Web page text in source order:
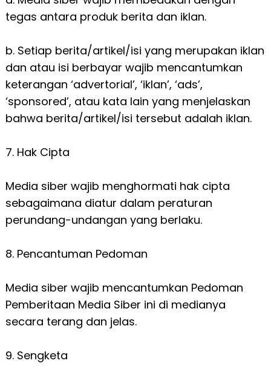
tegas antara produk berita dan iklan.
b. Setiap berita/artikel/isi yang merupakan iklan
dan atau isi berbayar wajib mencantumkan
keterangan ‘advertorial’, ‘iklan’, ‘ads’,
‘sponsored’, atau kata lain yang menjelaskan
bahwa berita/artikel/isi tersebut adalah iklan.
7. Hak Cipta
Media siber wajib menghormati hak cipta
sebagaimana diatur dalam peraturan
perundang-undangan yang berlaku.
8. Pencantuman Pedoman
Media siber wajib mencantumkan Pedoman
Pemberitaan Media Siber ini di medianya
secara terang dan jelas.
9. Sengketa